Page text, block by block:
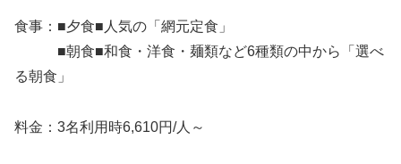
食事：■夕食■人気の「網元定食」
■朝食■和食・洋食・麺類など6種類の中から「選べ
る朝食」
料金：3名利用時6,610円/人～